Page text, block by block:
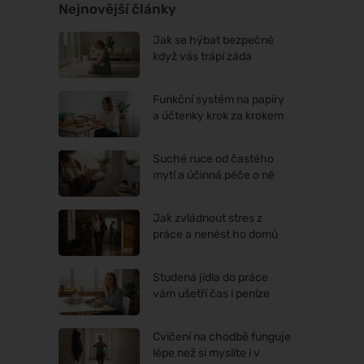
Nejnovější články
Jak se hýbat bezpečně
když vás trápí záda
Funkční systém na papíry
a účtenky krok za krokem
Suché ruce od častého
mytí a účinná péče o ně
Jak zvládnout stres z
práce a nenést ho domů
Studená jídla do práce
vám ušetří čas i peníze
Cvičení na chodbě funguje
lépe než si myslíte i v